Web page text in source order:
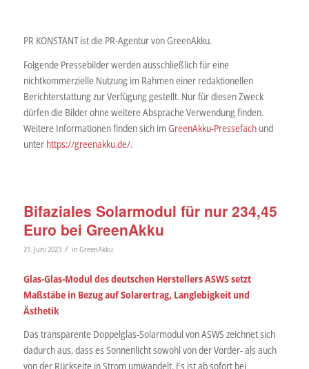
PR KONSTANT ist die PR-Agentur von GreenAkku.
Folgende Pressebilder werden ausschließlich für eine
nichtkommerzielle Nutzung im Rahmen einer redaktionellen
Berichterstattung zur Verfügung gestellt. Nur für diesen Zweck
dürfen die Bilder ohne weitere Absprache Verwendung finden.
Weitere Informationen finden sich imGreenAkku-Pressefachund
unter https://greenakku.de/.
Bifaziales Solarmodul für nur 234,45
Euro bei GreenAkku
21. Juni 2023 / in GreenAkku
Glas-Glas-Modul des deutschen Herstellers ASWS setzt
Maßstäbe in Bezug auf Solarertrag, Langlebigkeit und
Ästhetik
Das transparente Doppelglas-Solarmodul von ASWS zeichnet sich
dadurch aus, dass es Sonnenlicht sowohl von der Vorder- als auch
von der Rückseite in Strom umwandelt. Es ist ab sofort bei